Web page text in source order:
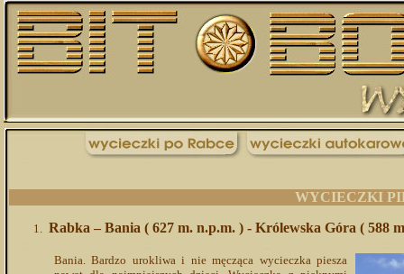
WYCIECZKI
Rabka – Bania ( 627 m. n.p.m. ) - Królewska Góra ( 588
Bania. Bardzo urokliwa i nie męcząca wycieczka piesza